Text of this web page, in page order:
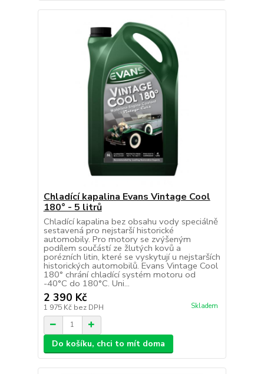
Chladící kapalina Evans Vintage Cool
180° - 5 litrů
Chladící kapalina bez obsahu vody speciálně
sestavená pro nejstarší historické
automobily. Pro motory se zvýšeným
podílem součástí ze žlutých kovů a
porézních litin, které se vyskytují u nejstarších
historických automobilů. Evans Vintage Cool
180° chrání chladící systém motoru od
-40°C do 180°C. Uni...
2 390 Kč
1 975 Kč bez DPH Skladem
Do košíku, chci to mít doma